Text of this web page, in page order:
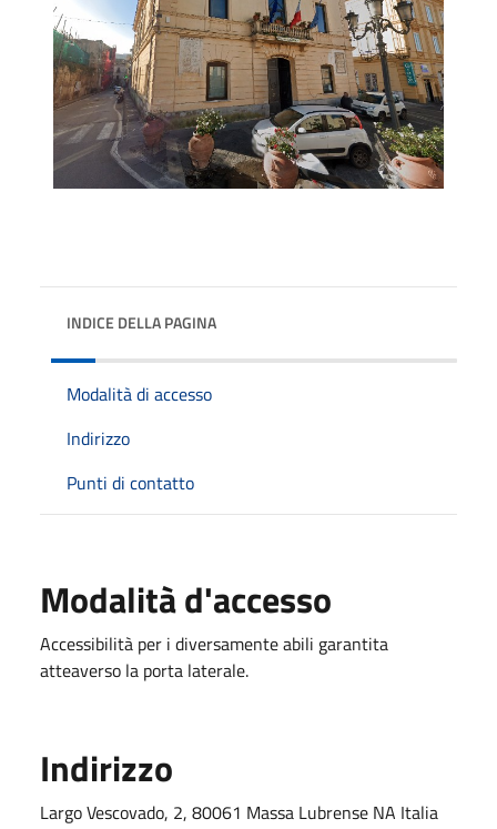
INDICE DELLA PAGINA
Modalità di accesso
Indirizzo
Punti di contatto
Modalità d'accesso
Accessibilità per i diversamente abili garantita
atteaverso la porta laterale.
Indirizzo
Largo Vescovado, 2, 80061 Massa Lubrense NA Italia